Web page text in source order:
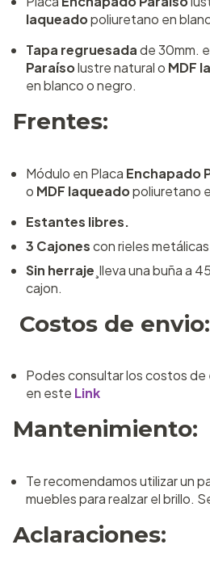
laqueadopoliuretano en
Tapa regruesadade 30mm.
Paraísolustre natural o MDF
en blanco o negro.
Frentes:
Módulo en Placa Enchapado
o MDF laqueadopoliuretano
Estantes libres.
3 Cajonescon rieles
Sin herraje ¸lleva una buña a
cajon.
Costos de envio:
Podes consultar los costos
en este Link
Mantenimiento:
Te recomendamos utilizar un
muebles para realzar el brillo.
Aclaraciones: